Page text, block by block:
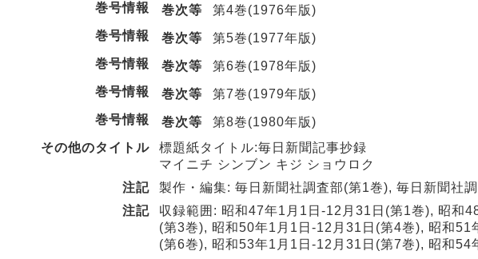
巻号情報
巻次等
第4巻(1976年版)
巻号情報
巻次等
第5巻(1977年版)
巻号情報
巻次等
第6巻(1978年版)
巻号情報
巻次等
第7巻(1979年版)
巻号情報
巻次等
第8巻(1980年版)
その他のタイトル
標題紙タイトル:毎日新聞記事抄録
マイニチ シンブン キジ ショウロク
注記
製作・編集: 毎日新聞社調査部(第1巻), 毎日新聞社
注記
収録範囲: 昭和47年1月1日-12月31日(第1巻), 昭和
(第3巻), 昭和50年1月1日-12月31日(第4巻), 昭和
(第6巻), 昭和53年1月1日-12月31日(第7巻), 昭和54